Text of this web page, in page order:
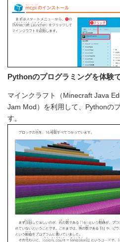
Pythonのプログラミングを体験
マインクラフト（Minecraft Java
Jam Mod）を利用して、Pythonの
す。